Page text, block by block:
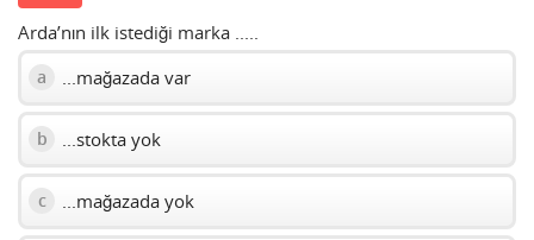
Arda’nın ilk istediği marka .....
a ...mağazada var
b ...stokta yok
c ...mağazada yok